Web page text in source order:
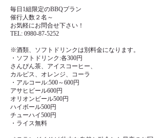
毎日1組限定のBBQプラン
催行人数２名～
お気軽にお問合せ下さい！
TEL: 0980-87-5252
※酒類、ソフトドリンクは別料金になります。
・ソフトドリンク:各300円
さんぴん茶、アイスコーヒー、
カルピス、オレンジ、コーラ
・アルコール:500～600円
アサヒビール600円
オリオンビール500円
ハイボール500円
チューハイ500円
・ライス無料